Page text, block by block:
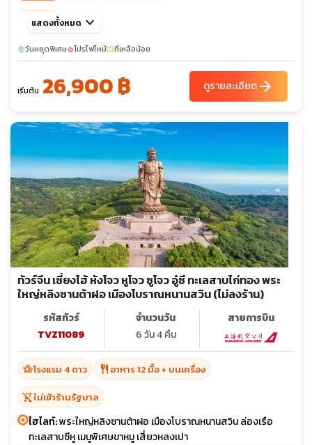
พ.ย. 69
13-17
ธ.ค. 69
03-07 09-13 18-22
แสดงทั้งหมด keyboard_arrow_down
sunnyวันหยุดพิเศษlocal_fire_departmentโปรไฟไหม้confirmation_numberที่เหลือน้อย
เริ่มต้น 26,900 ฿ ดูรายละเอียดarrow_forward
ทัวร์จีน เซี่ยงไฮ้ หังโจว หูโจว ซูโจว อู๋ซี ทะเลสาบไก่ทอง พระ
ใหญ่หลิงซานต้าฝอ เมืองโบราณหนานสวิน (ไม่ลงร้าน)
รหัสทัวร์
TVZ11089
จำนวนวัน
6 วัน 4 คืน
สายการบิน
hotel_classโรงแรม 4 ดาว restaurant อาหาร 12 มื้อ + บนเครื่อง
shopping_cart_offไม่เข้าร้านรัฐบาล
ไฮไลท์:พระใหญ่หลิงซานต้าฝอ เมืองโบราณหนานสวิน ล่องเรือ
ทะเลสาบซีหู เมนูพิเศษขาหมู เสี่ยวหลงเปา